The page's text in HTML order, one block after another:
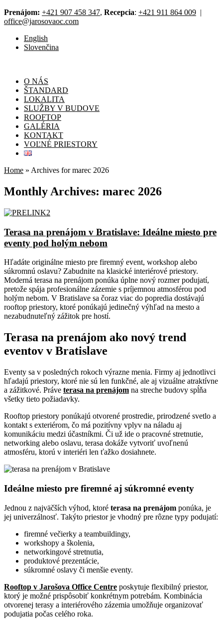
Prenájom: +421 907 458 347, Recepcia: +421 911 864 009 |
office@jarosovaoc.com
English
Slovenčina
O NÁS
ŠTANDARD
LOKALITA
SLUŽBY V BUDOVE
ROOFTOP
GALÉRIA
KONTAKT
VOĽNÉ PRIESTORY
Home » Archives for marec 2026
Monthly Archives: marec 2026
Terasa na prenájom v Bratislave: Ideálne miesto pre
eventy pod holým nebom
Hľadáte originálne miesto pre firemný event, workshop alebo
súkromnú oslavu? Zabudnite na klasické interiérové priestory.
Moderná terasa na prenájom ponúka úplne nový rozmer podujatí,
pretože spája profesionálne zázemie s príjemnou atmosférou pod
holým nebom. V Bratislave sa čoraz viac do popredia dostávajú
rooftop priestory, ktoré ponúkajú jedinečný výhľad na mesto a
nezabudnuteľný zážitok pre hostí.
Terasa na prenájom ako nový trend
eventov v Bratislave
Eventy sa v posledných rokoch výrazne menia. Firmy aj jednotlivci
hľadajú priestory, ktoré nie sú len funkčné, ale aj vizuálne atraktívne
a zážitkové. Práve terasa na prenájom na streche budovy spĺňa
všetky tieto požiadavky.
Rooftop priestory ponúkajú otvorené prostredie, prirodzené svetlo a
kontakt s exteriérom, čo má pozitívny vplyv na náladu aj
komunikáciu medzi účastníkmi. Či už ide o pracovné stretnutie,
networking alebo oslavu, terasa dokáže vytvoriť uvoľnenú
atmosféru, ktorú v interiéri len ťažko dosiahnete.
Ideálne miesto pre firemné aj súkromné eventy
Jednou z najväčších výhod, ktoré terasa na prenájom ponúka, je
jej univerzálnosť. Takýto priestor je vhodný pre rôzne typy podujatí:
firemné večierky a teambuildingy,
workshopy a školenia,
networkingové stretnutia,
produktové prezentácie,
súkromné oslavy či menšie eventy.
Rooftop v Jarošova Office Centre poskytuje flexibilný priestor,
ktorý je možné prispôsobiť konkrétnym potrebám. Kombinácia
otvorenej terasy a interiérového zázemia umožňuje organizovať
podujatia počas celého roka.